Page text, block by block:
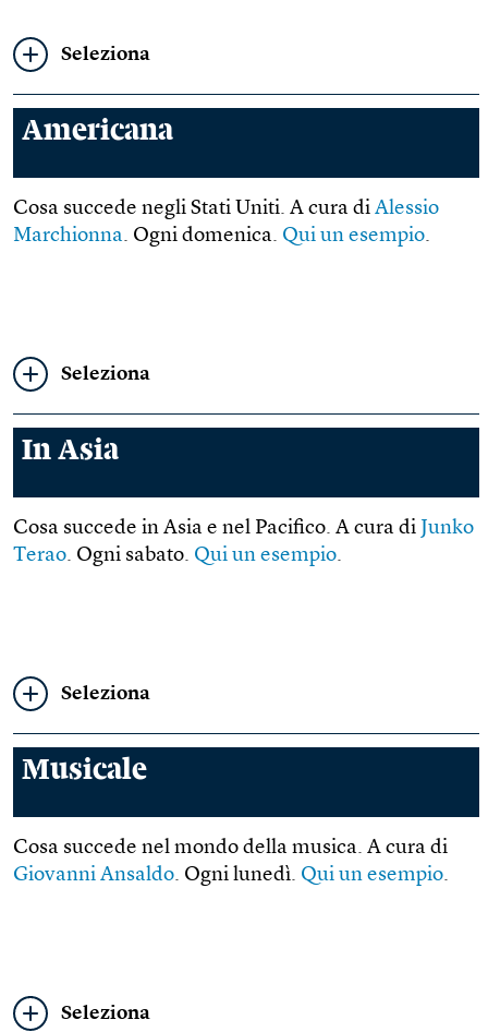
Seleziona
Americana
Cosa succede negli Stati Uniti. A cura di Alessio
Marchionna. Ogni domenica. Qui un esempio.
Seleziona
In Asia
Cosa succede in Asia e nel Pacifico. A cura di Junko
Terao. Ogni sabato. Qui un esempio.
Seleziona
Musicale
Cosa succede nel mondo della musica. A cura di
Giovanni Ansaldo. Ogni lunedì. Qui un esempio.
Seleziona